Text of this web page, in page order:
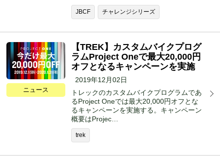
JBCF チャレンジシリーズ
ニュース
【TREK】カスタムバイクプログ
ラムProject Oneで最大20,000円
オフとなるキャンペーンを実施
2019年12月02日
トレックのカスタムバイクプログラムであ
るProject Oneでは最大20,000円オフとな
るキャンペーンを実施する。キャンペーン
概要はProjec…
trek